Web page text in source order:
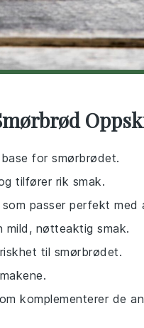
for smørbrødet.
tilfører rik smak.
passer perfekt med
mild, nøtteaktig smak.
til smørbrødet.
komplementerer de